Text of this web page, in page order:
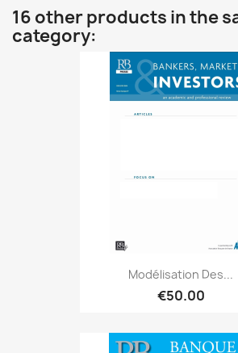
16 other products in the
category:
Modélisation Des...
€50.00